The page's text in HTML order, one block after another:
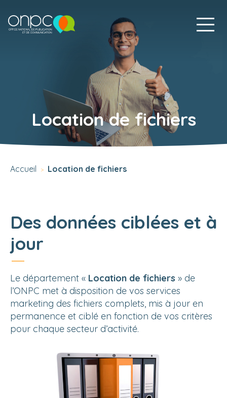
Location de fichiers
Accueil > Location de fichiers
Des données ciblées et à
jour
Le département « Location de fichiers » de
l’ONPC met à disposition de vos services
marketing des fichiers complets, mis à jour en
permanence et ciblé en fonction de vos critères
pour chaque secteur d’activité.